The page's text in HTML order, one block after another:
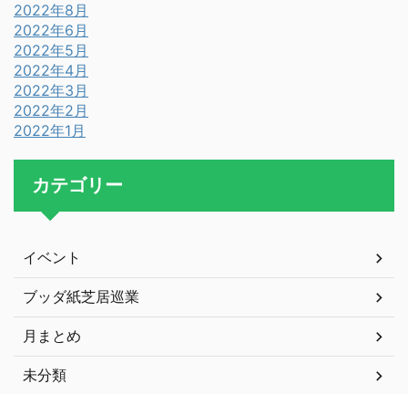
2022年8月
2022年6月
2022年5月
2022年4月
2022年3月
2022年2月
2022年1月
カテゴリー
イベント
ブッダ紙芝居巡業
月まとめ
未分類